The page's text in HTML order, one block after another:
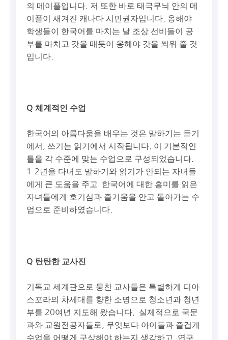
의 메이플입니다. 저 또한 바로 태극무늬 안의 메
이플이 새겨진 캐나다 시민권자입니다. 옹해야
학생들이 한국어를 마치는 날 조상 선비들이 공
부를 마치고 갓을 매듯이 옹헤야 갓을 씌워 줄 것
입니다.
Q 체계적인 수업
한국어의 아름다움을 배우는 것은 말하기는 듣기
에서, 쓰기는 읽기에서 시작됩니다. 이 기본적인
틀을 각 수준에 맞는 수업으로 구성되었습니다.
1-2년을 다녀도 말하기와 읽기가 안되는 자녀들
에게 큰 도움을 주고 한국어에 대한 흥미를 읽은
자녀들에게 호기심과 즐거움을 안고 돌아가는 수
업으로 준비하였습니다.
Q 탄탄한 교사진
기독교 세계관으로 뭉친 교사들은 특별하게 디아
스포라의 차세대를 향한 소명으로 청소년과 청년
부를 20여년 지도해 왔습니다. 실제적으로 국문
과와 교원전공자들로, 무엇보다 아이들과 즐겁게
수업을 어떻게 구상해야 하는지 생각하고, 연구